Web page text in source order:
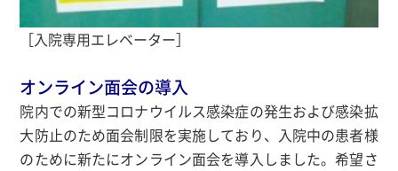
［入院専用エレベーター］
オンライン面会の導入
院内での新型コロナウイルス感染症の発生および感染拡
大防止のため面会制限を実施しており、入院中の患者様
のために新たにオンライン面会を導入しました。希望さ